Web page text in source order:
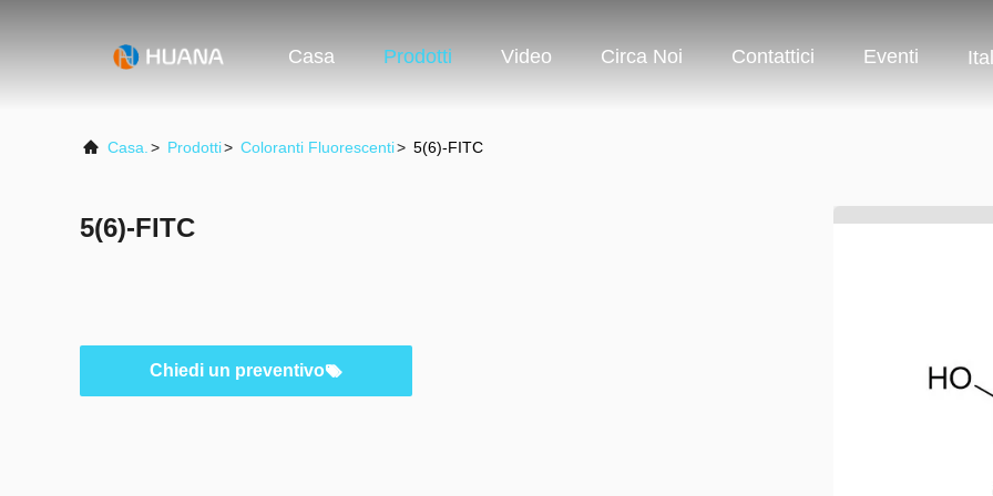
Casa Prodotti Video Circa Noi Contattici Eventi
Casa. > Prodotti> Coloranti Fluorescenti> 5(6)-FITC
5(6)-FITC
Chiedi un preventivo